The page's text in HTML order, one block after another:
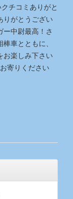
チコミありがと
りがとうござい
中尉最高！さ
車とともに、
お楽しみ下さい
寄りください